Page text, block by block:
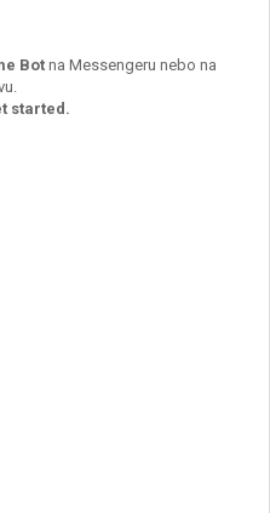
Bot na Messengeru nebo na
started.